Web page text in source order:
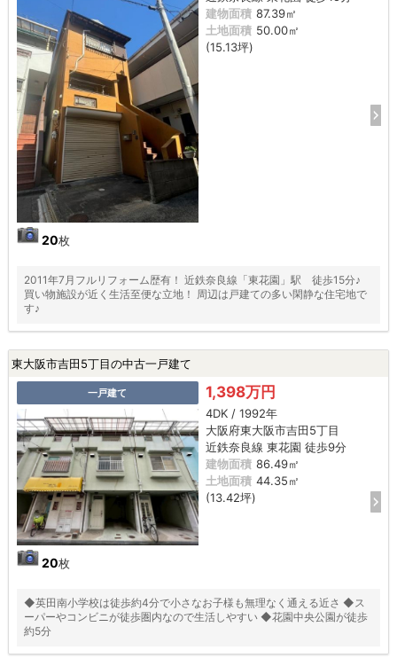
20枚
建物面積 87.39㎡
土地面積 50.00㎡
(15.13坪)
2011年7月フルリフォーム歴有！ 近鉄奈良線「東花園」駅 徒歩15分♪
買い物施設が近く生活至便な立地！ 周辺は戸建ての多い閑静な住宅地で
す♪
東大阪市吉田5丁目の中古一戸建て
一戸建て
20枚
1,398万円
4DK / 1992年
大阪府東大阪市吉田5丁目
近鉄奈良線 東花園 徒歩9分
建物面積 86.49㎡
土地面積 44.35㎡
(13.42坪)
◆英田南小学校は徒歩約4分で小さなお子様も無理なく通える近さ ◆ス
ーパーやコンビニが徒歩圏内なので生活しやすい ◆花園中央公園が徒歩
約5分